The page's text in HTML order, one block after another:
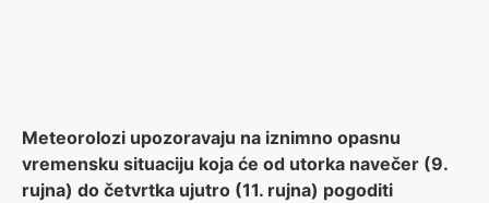
Meteorolozi upozoravaju na iznimno opasnu
vremensku situaciju koja će od utorka navečer (9.
rujna) do četvrtka ujutro (11. rujna) pogoditi